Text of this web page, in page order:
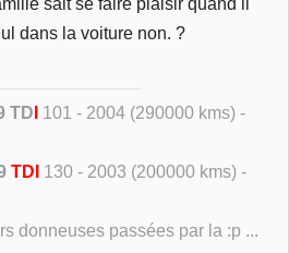
dans la voiture non. ?
TD 101 - 2004 (290000 kms) -
TDI 130 - 2003 (200000 kms) -
donneuses passées par la :p ...